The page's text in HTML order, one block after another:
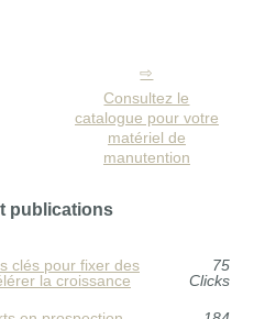
Consultez le
catalogue pour votre
matériel de
manutention
publications
clés pour fixer des
la croissance
75
Clicks